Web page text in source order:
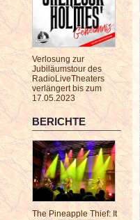
Verlosung zur
Jubiläumstour des
RadioLiveTheaters
verlängert bis zum
17.05.2023
BERICHTE
The Pineapple Thief: It